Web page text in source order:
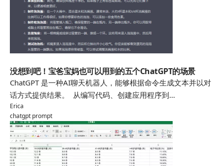
没想到吧！宝爸宝妈也可以用到的五个ChatGPT的场景
ChatGPT 是一种AI聊天机器人，能够根据命令生成文本并以对
话方式提供结果。 从编写代码、创建应用程序到…
Erica
chatgpt prompt